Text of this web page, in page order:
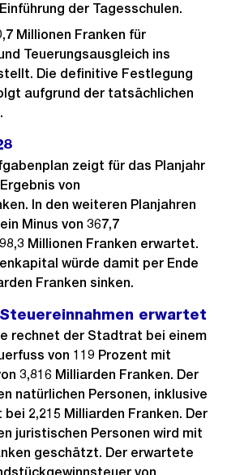
der Tagesschulen.
Millionen Franken für
Teuerungsausgleich ins
Die definitive Festlegung
aufgrund der tatsächlichen
zeigt für das Planjahr
von
In den weiteren Planjahren
Minus von 367,7
Millionen Franken erwartet.
würde damit per Ende
Franken sinken.
erwartet
rechnet der Stadtrat bei einem
von 119 Prozent mit
3,816 Milliarden Franken. Der
natürlichen Personen, inklusive
2,215 Milliarden Franken. Der
juristischen Personen wird mit
geschätzt. Der erwartete